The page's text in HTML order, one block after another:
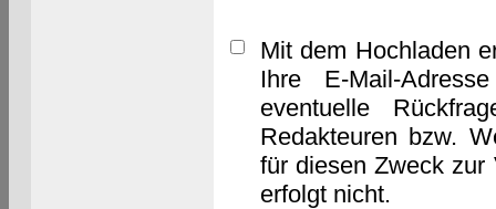
Mit dem Hochladen
Ihre E-Mail-
eventuelle
Redakteuren bzw.
für diesen Zweck zur
erfolgt nicht.